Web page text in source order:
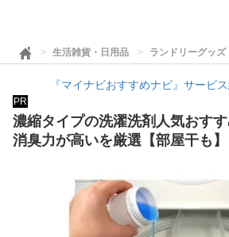
生活雑貨・日用品 ランドリーグッズ
『マイナビおすすめナビ』サービ
PR
濃縮タイプの洗濯洗剤人気おす
消臭力が高いを厳選【部屋干も】